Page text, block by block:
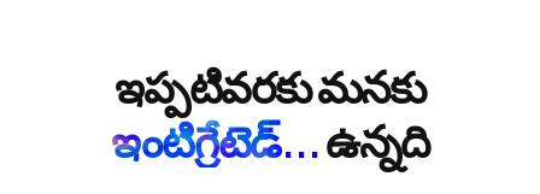
ఇప్పటివరకు మనకు
ఇంటిగ్రేటెడ్...ఉన్నది